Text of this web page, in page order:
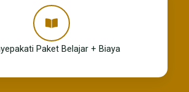
Paket Belajar + Biaya